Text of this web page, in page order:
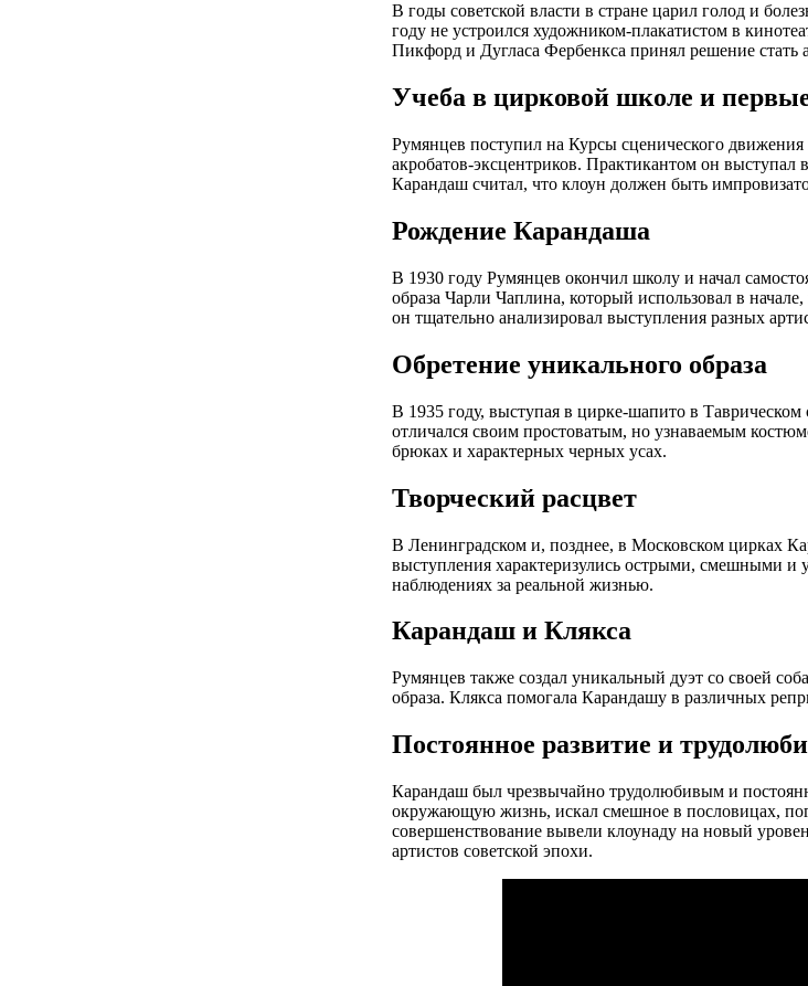
В годы советской власти в стране царил голод и
году не устроился художником-плакатистом в
Пикфорд и Дугласа Фербенкса принял решение стать
Учеба в цирковой школе и
Румянцев поступил на Курсы сценического
акробатов-эксцентриков. Практикантом он
Карандаш считал, что клоун должен быть
Рождение Карандаша
В 1930 году Румянцев окончил школу и начал
образа Чарли Чаплина, который использовал в
он тщательно анализировал выступления разных
Обретение уникального образа
В 1935 году, выступая в цирке-шапито в
отличался своим простоватым, но узнаваемым
брюках и характерных черных усах.
Творческий расцвет
В Ленинградском и, позднее, в Московском цирках
выступления характеризулись острыми, смешными
наблюдениях за реальной жизнью.
Карандаш и Клякса
Румянцев также создал уникальный дуэт со своей
образа. Клякса помогала Карандашу в различных
Постоянное развитие и
Карандаш был чрезвычайно трудолюбивым и
окружающую жизнь, искал смешное в пословицах,
совершенствование вывели клоунаду на новый
артистов советской эпохи.